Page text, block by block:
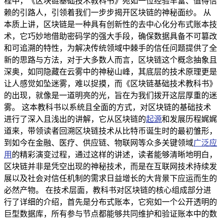
赖的引路人，引领着我们一步步揭开区块链的神秘面纱。 从
本质上讲，区块链是一种具有创新性的去中心化分布式账本技
术，它巧妙地借助密码学的强大手段，确保数据具备不可篡改
和可追溯的特性，为解决传统领域中棘手的信任问题提供了全
新的思路与方法，对于大多数人而言，区块链这个概念抽象且
深奥，如同隐藏在云雾中的神秘山峰，其底层的技术原理更是
让人感觉如坠迷雾，难以捉摸，而《区块链基础技术教科书》
的出现，就像是一道明亮的光，旨在为我们拨开这层厚重的迷
雾。 这本教科书以系统且全面的方式，对区块链的基础技术
进行了深入且浅出的讲解，它从区块链的起源和发展历程娓娓
道来，带领读者回溯区块链技术从比特币诞生时的最初雏形，
到如今在金融、医疗、供应链、物联网等众多关键领域广泛应
用 的精彩演变过程，通过这样的讲述，读者能够清晰地明白，
区块链并非是凭空出现的神秘技术，而是在互联网技术持续发
展以及社会对信任机制的需求日益增长的大背景下应运而生的
必然产物。 在技术层面，教科书对区块链的核心组成部分进
行了详细的介绍，首先是分布式账本，它宛如一个公开透明的
巨型数据库，所有参与节点都能够共同维护和验证账本中的数